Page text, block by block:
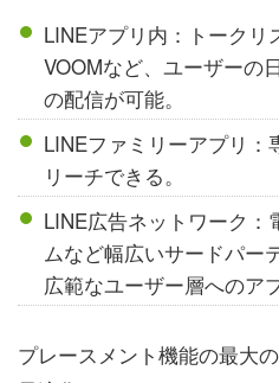
LINEアプリ内：トークリ
VOOMなど、ユーザーの
の配信が可能。
LINEファミリーアプリ
リーチできる。
LINE広告ネットワーク
ムなど幅広いサードパー
広範なユーザー層へのア
プレースメント機能の最大